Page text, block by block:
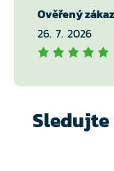
Ověřený
26. 7. 2026
Sledujte